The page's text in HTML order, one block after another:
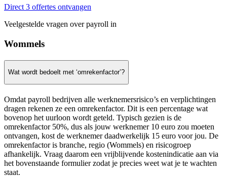
Direct 3 offertes ontvangen
Veelgestelde vragen over payroll in
Wommels
Wat wordt bedoelt met ‘omrekenfactor’?
Omdat payroll bedrijven alle werknemersrisico’s en verplichtingen
dragen rekenen ze een omrekenfactor. Dit is een percentage wat
bovenop het uurloon wordt geteld. Typisch gezien is de
omrekenfactor 50%, dus als jouw werknemer 10 euro zou moeten
ontvangen, kost de werknemer daadwerkelijk 15 euro voor jou. De
omrekenfactor is branche, regio (Wommels) en risicogroep
afhankelijk. Vraag daarom een vrijblijvende kostenindicatie aan via
het bovenstaande formulier zodat je precies weet wat je te wachten
staat.